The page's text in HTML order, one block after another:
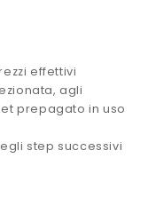
effettivi
agli
prepagato in uso
step successivi